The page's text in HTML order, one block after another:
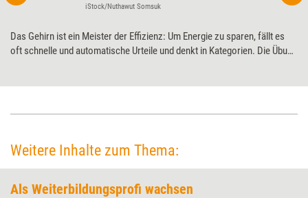
iStock/Nuthawut Somsuk
Das Gehirn ist ein Meister der Effizienz: Um Energie zu sparen, fällt es
oft schnelle und automatische Urteile und denkt in Kategorien. Die Übung
Weitere Inhalte zum Thema:
Als Weiterbildungsprofi wachsen